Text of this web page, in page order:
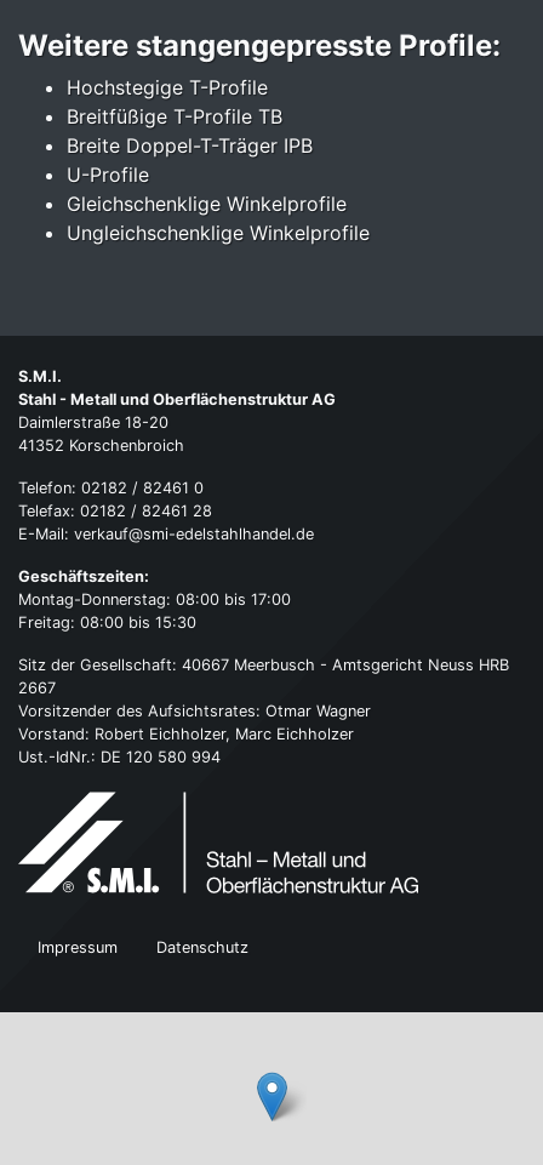
Weitere stangengepresste Profile:
Hochstegige T-Profile
Breitfüßige T-Profile TB
Breite Doppel-T-Träger IPB
U-Profile
Gleichschenklige Winkelprofile
Ungleichschenklige Winkelprofile
S.M.I.
Stahl - Metall und Oberflächenstruktur AG
Daimlerstraße 18-20
41352 Korschenbroich
Telefon: 02182 / 82461 0
Telefax: 02182 / 82461 28
E-Mail: verkauf@smi-edelstahlhandel.de
Geschäftszeiten:
Montag-Donnerstag: 08:00 bis 17:00
Freitag: 08:00 bis 15:30
Sitz der Gesellschaft: 40667 Meerbusch - Amtsgericht Neuss HRB
2667
Vorsitzender des Aufsichtsrates: Otmar Wagner
Vorstand: Robert Eichholzer, Marc Eichholzer
Ust.-IdNr.: DE 120 580 994
Impressum Datenschutz